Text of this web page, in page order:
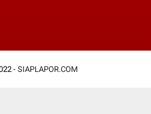
- SIAPLAPOR.COM